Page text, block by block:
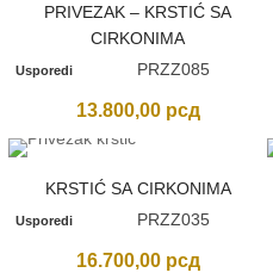
PRIVEZAK – KRSTIĆ SA
CIRKONIMA
Usporedi PRZZ085
13.800,00 рсд
KRSTIĆ SA CIRKONIMA
Usporedi PRZZ035
16.700,00 рсд